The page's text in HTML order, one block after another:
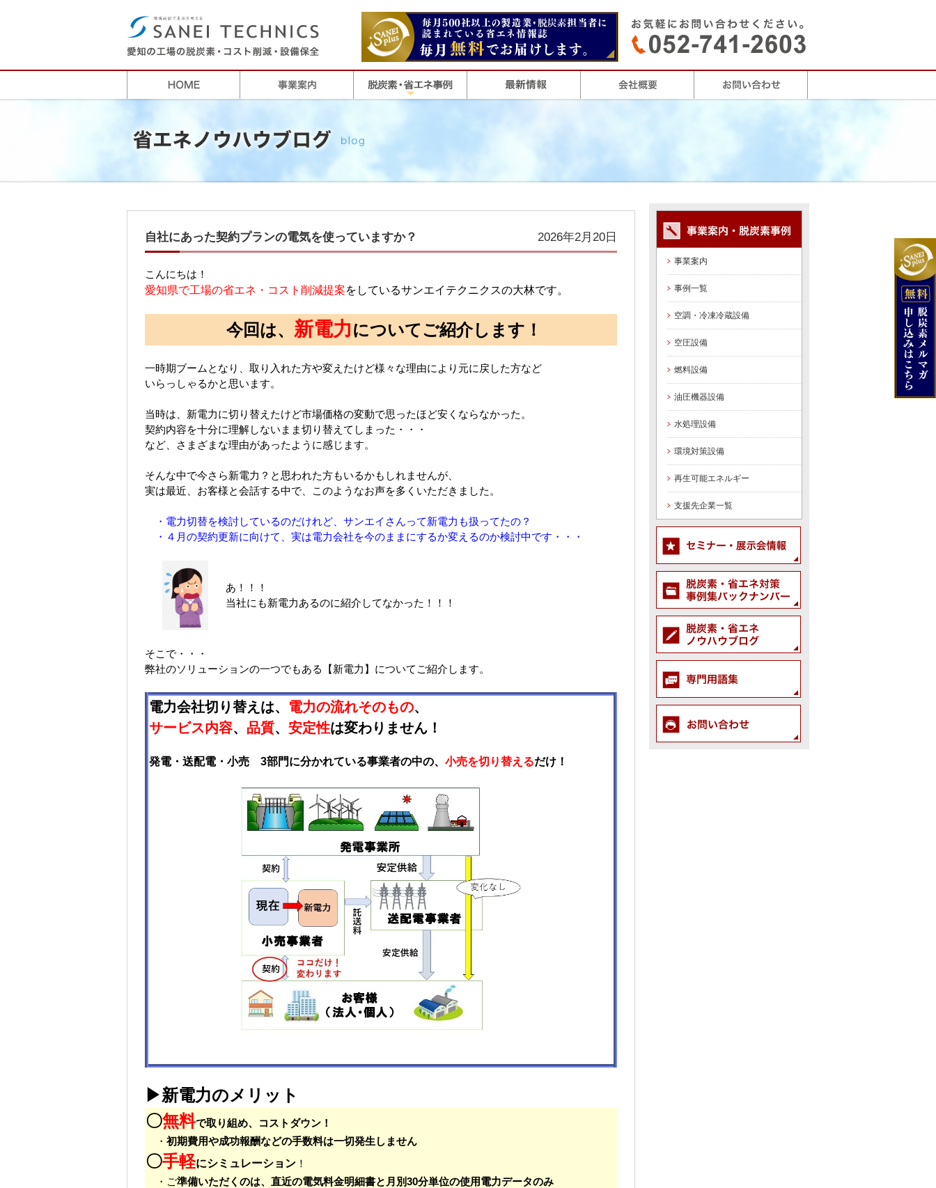
自社にあった契約プランの電気を使っていますか？ 2026年2月20日
こんにちは！
愛知県で工場の省エネ・コスト削減提案をしているサンエイテクニクスの大林です。
今回は、 新電力についてご紹介します！
一時期ブームとなり、取り入れた方や変えたけど様々な理由により元に戻した方など
いらっしゃるかと思います。
当時は、新電力に切り替えたけど市場価格の変動で思ったほど安くならなかった。
契約内容を十分に理解しないまま切り替えてしまった・・・
など、さまざまな理由があったように感じます。
そんな中で今さら新電力？と思われた方もいるかもしれませんが、
実は最近、お客様と会話する中で、このようなお声を多くいただきました。
・電力切替を検討しているのだけれど、サンエイさんって新電力も扱ってたの？
・４月の契約更新に向けて、実は電力会社を今のままにするか変えるのか検討中です・・・
あ！！！
当社にも新電力あるのに紹介してなかった！！！
そこで・・・
弊社のソリューションの一つでもある【新電力】についてご紹介します。
電力会社切り替えは、 電力の流れそのもの、
サービス内容、 品質、 安定性は変わりません！
発電・送配電・小売 3部門に分かれている事業者の中の、 小売を切り替えるだけ！
▶新電力のメリット
〇無料で取り組め、コストダウン！
・ 初期費用や成功報酬などの手数料は一切発生しません
〇手軽にシミュレーション ！
・ご準備いただくのは、直近の電気料金明細書と 月別30分単位の使用電力データのみ
事業案内
事例一覧
空調・冷凍冷蔵設備
空圧設備
燃料設備
油圧機器設備
水処理設備
環境対策設備
再生可能エネルギー
支援先企業一覧